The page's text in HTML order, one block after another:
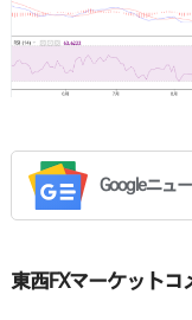
Googleニュ
東西FXマーケット